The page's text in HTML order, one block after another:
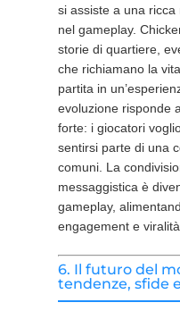
si assiste a una
nel gameplay.
storie di quartiere,
che richiamano la
partita in
evoluzione risponde
forte: i giocatori
sentirsi parte di una
comuni. La
messaggistica è
gameplay,
engagement e viralità.
6. Il futuro del
tendenze, sfide